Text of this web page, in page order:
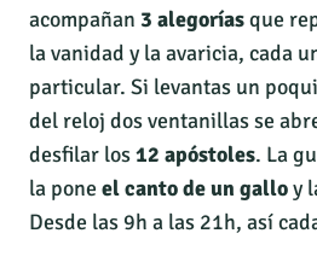
acompañan 3 alegoríasque
la vanidad y la avaricia, cada
particular. Si levantas un
del reloj dos ventanillas se
desfilar los12 apóstoles. La
la pone el canto de un galloy
Desde las 9h a las 21h, así